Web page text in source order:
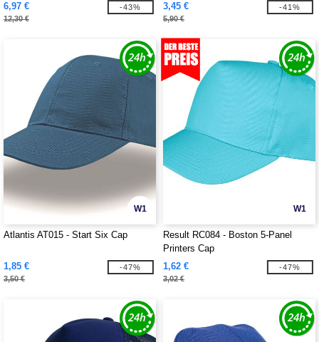
6,97 €
12,30 €
-43%
3,45 €
5,90 €
-41%
W1
Atlantis AT015 - Start Six Cap
1,85 €
3,50 €
-47%
W1
Result RC084 - Boston 5-Panel
Printers Cap
1,62 €
3,02 €
-47%